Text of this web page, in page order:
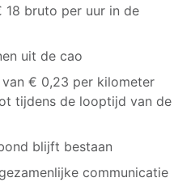
18 bruto per uur in de
uit de cao
€ 0,23 per kilometer
tijdens de looptijd van de
blijft bestaan
communicatie